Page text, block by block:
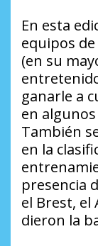
En esta
equipos
(en su
ganarle a
en
También
en la
presencia
el Brest, el
dieron la